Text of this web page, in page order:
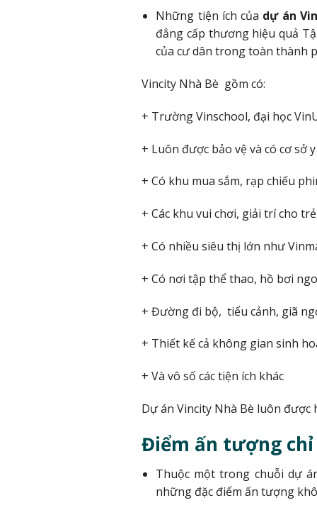
Những tiện ích của dự án
đẳng cấp thương hiệu quả
của cư dân trong toàn thành
Vincity Nhà Bè gồm có:
+ Trường Vinschool, đại học
+ Luôn được bảo vệ và có cơ sở
+ Có khu mua sắm, rạp chiếu
+ Các khu vui chơi, giải trí cho
+ Có nhiều siêu thị lớn như
+ Có nơi tập thể thao, hồ bơi
+ Đường đi bộ, tiểu cảnh, giã
+ Thiết kế cả không gian sinh
+ Và vô số các tiện ích khác
Dự án Vincity Nhà Bè luôn được
Điểm ấn tượng chỉ
Thuộc một trong chuỗi dự
những đặc điểm ấn tượng